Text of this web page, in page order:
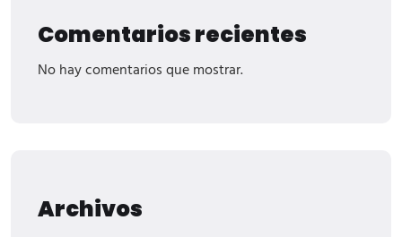
Comentarios recientes
No hay comentarios que mostrar.
Archivos